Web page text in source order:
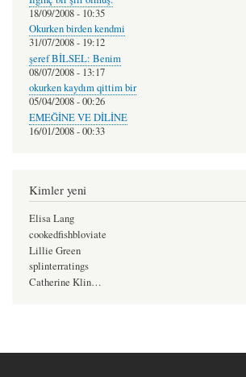
18/09/2008 - 10:35
Okurken birden kendmi
31/07/2008 - 19:12
şeref BİLSEL: Benim
08/07/2008 - 13:17
okurken kaydım qittim bir
05/04/2008 - 00:26
EMEĞİNE VE DİLİNE
16/01/2008 - 00:33
Kimler yeni
Elisa Lang
cookedfishbloviate
Lillie Green
splinterratings
Catherine Klin…